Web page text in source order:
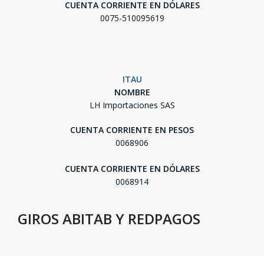
CUENTA CORRIENTE EN DÓLARES
0075-510095619
ITAU
NOMBRE
LH Importaciones SAS
CUENTA CORRIENTE EN PESOS
0068906
CUENTA CORRIENTE EN DÓLARES
0068914
GIROS ABITAB Y REDPAGOS